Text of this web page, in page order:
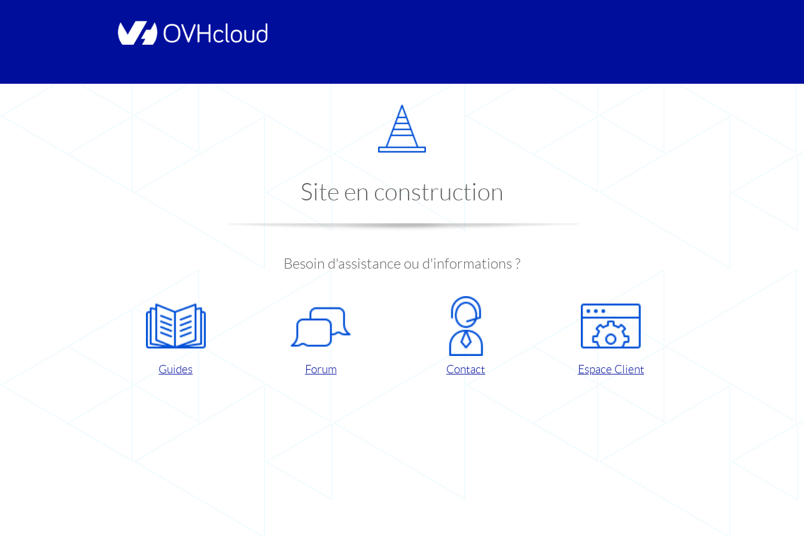
Site en construction
Besoin d'assistance ou d'informations ?
Guides Forum Contact Espace Client